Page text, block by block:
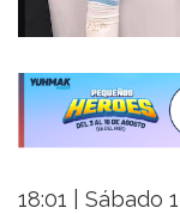
18:01 | Sábado